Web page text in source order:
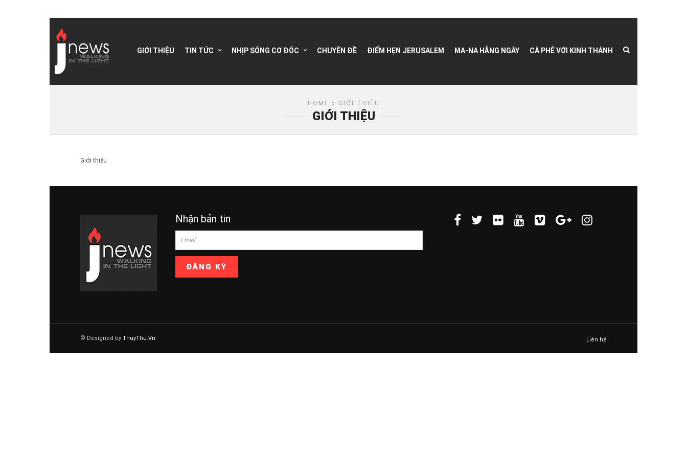
GIỚI THIỆU TIN TỨC NHỊP SỐNG CƠ ĐỐC CHUYÊN ĐỀ ĐIỂM HẸN JERUSALEM MA-NA HẰNG NGÀY CÀ PHÊ VỚI KINH THÁNH
HOME » GIỚI THIỆU
GIỚI THIỆU
Giới thiệu
Nhận bản tin
Liên hệ
© Designed by ThuyThu.Vn